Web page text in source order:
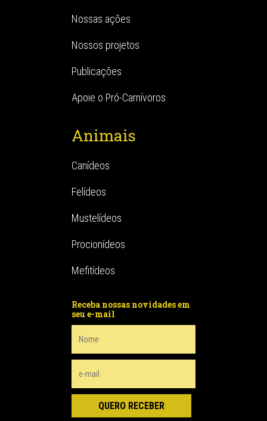
Nossas ações
Nossos projetos
Publicações
Apoie o Pró-Carnívoros
Animais
Canídeos
Felídeos
Mustelídeos
Procionídeos
Mefitídeos
Receba nossas novidades em
seu e-mail